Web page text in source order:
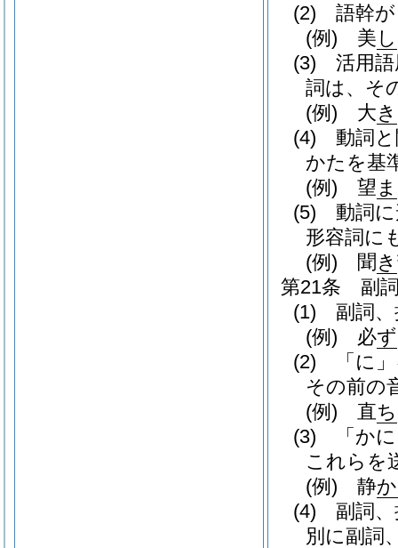
(2)
語幹
(例) 美 し
(3)
活用
詞は、そ
(例) 大き
(4)
動詞
かたを基
(例) 望 ま
(5)
動詞
形容詞に
(例) 聞 き
第21条
副
(1)
副詞
(例) 必ず
(2)
「に
その前の
(例) 直ち
(3)
「か
これらを
(例) 静
(4)
副詞
別に副詞